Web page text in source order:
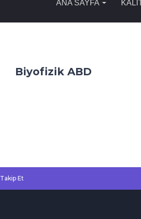
ANA SAYFA
Biyofizik ABD
Et